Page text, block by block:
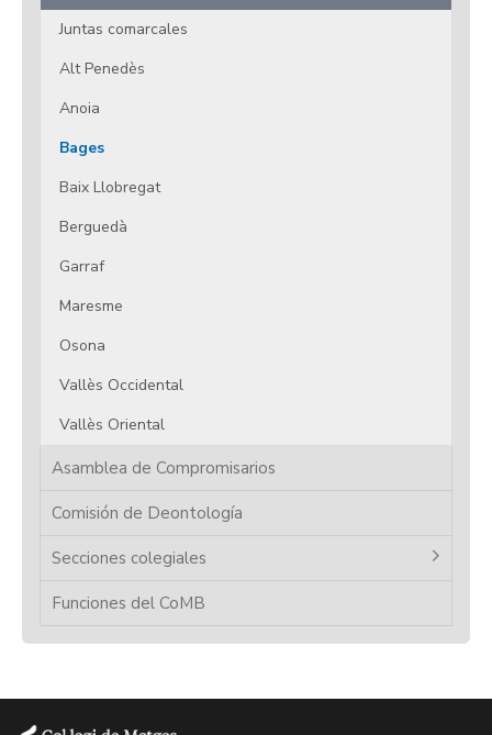
Juntas comarcales
Alt Penedès
Anoia
Bages
Baix Llobregat
Berguedà
Garraf
Maresme
Osona
Vallès Occidental
Vallès Oriental
Asamblea de Compromisarios
Comisión de Deontología
Secciones colegiales
Funciones del CoMB